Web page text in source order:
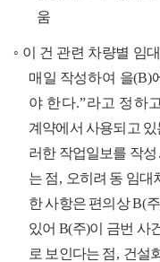
움
◦ 이 건 관련 차량별 임
매일 작성하여 을(B)
야 한다.”라고 정하
계약에서 사용되고 있
러한 작업일보를 작성 ․
는 점, 오히려 동 임대
한 사항은 편의상B(주
있어 B(주)이 금번 사
로 보인다는 점, 건설